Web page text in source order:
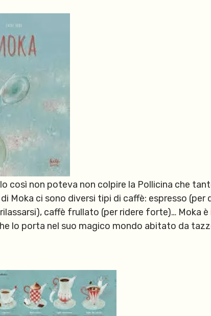
così non poteva non colpire la Pollicina che
Moka ci sono diversi tipi di caffè: espresso
rilassarsi), caffè frullato (per ridere forte)… Moka
lo porta nel suo magico mondo abitato da